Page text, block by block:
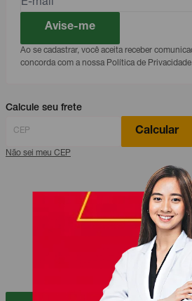
Avise-me
Ao se cadastrar, você aceita receber
concorda com a nossa Política de
Calcule seu frete
Calcular
Não sei meu CEP